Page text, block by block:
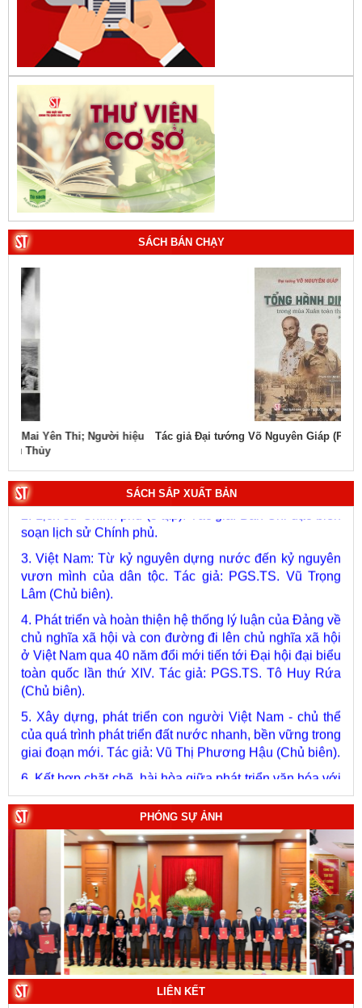
SÁCH BÁN CHẠY
Tác giả Đại tướng Võ Nguyên Giáp (Phạm Chí Nhân thể hiện)
SÁCH SẮP XUẤT BẢN
2. Lịch sử Chính phủ (5 tập). Tác giả: Ban Chỉ đạo biên
soạn lịch sử Chính phủ.
3. Việt Nam: Từ kỷ nguyên dựng nước đến kỷ nguyên
vươn mình của dân tộc. Tác giả: PGS.TS. Vũ Trọng
Lâm (Chủ biên).
4. Phát triển và hoàn thiện hệ thống lý luận của Đảng về
chủ nghĩa xã hội và con đường đi lên chủ nghĩa xã hội
ở Việt Nam qua 40 năm đổi mới tiến tới Đại hội đại biểu
toàn quốc lần thứ XIV. Tác giả: PGS.TS. Tô Huy Rứa
(Chủ biên).
5. Xây dựng, phát triển con người Việt Nam - chủ thể
của quá trình phát triển đất nước nhanh, bền vững trong
giai đoạn mới. Tác giả: Vũ Thị Phương Hậu (Chủ biên).
6. Kết hợp chặt chẽ, hài hòa giữa phát triển văn hóa với
phát triển kinh tế, chính trị, xã hội. Tác giả: PGS.TS. Vũ
7. Chủ quyền của Việt Nam ở Hoàng Sa, Trường Sa
giai đoạn 1884 - 1975: Thực trạng khai thác và quản lý.
Tác giả: Thượng tướng, PGS.TS. Trần Quốc Tỏ (Chủ
8. Hà Nội - Thành phố Hồ Chí Minh: Dấu ấn lịch sử qua
từng khoảnh khắc (Song ngữ Việt - Anh). Tác giả: Tập
thể tác giả.
9. Đường Hồ Chí Minh trên biển - Bản hùng ca bất diệt
của dân tộc Việt Nam. Tác giả: TS. Vũ Trọng Hùng
(Viện Lịch sử Đảng).
PHÓNG SỰ ẢNH
LIÊN KẾT